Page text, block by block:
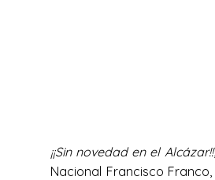
¡¡Sin novedad en el Alcázar!!
Nacional Francisco